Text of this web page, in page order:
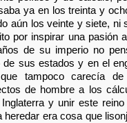
ya en los treinta y
aún los veinte y siete, ni
por inspirar una pasión
de su imperio no
de sus estados y en el
tampoco carecía
de hombre a los
y unir este
heredar era cosa que